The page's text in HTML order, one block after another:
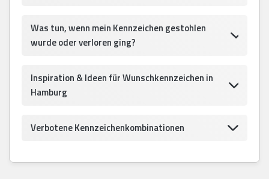
Was tun, wenn mein Kennzeichen gestohlen
wurde oder verloren ging?
Inspiration & Ideen für Wunschkennzeichen in
Hamburg
Verbotene Kennzeichenkombinationen